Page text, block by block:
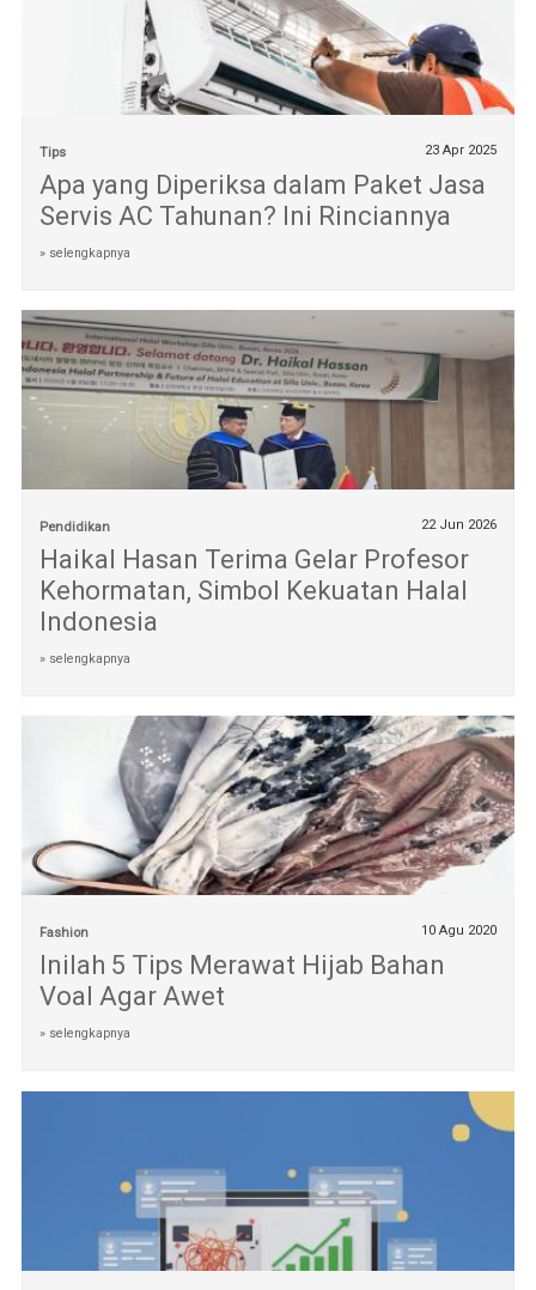
Tips 23 Apr 2025
Apa yang Diperiksa dalam Paket Jasa
Servis AC Tahunan? Ini Rinciannya
» selengkapnya
Pendidikan 22 Jun 2026
Haikal Hasan Terima Gelar Profesor
Kehormatan, Simbol Kekuatan Halal
Indonesia
» selengkapnya
Fashion 10 Agu 2020
Inilah 5 Tips Merawat Hijab Bahan
Voal Agar Awet
» selengkapnya